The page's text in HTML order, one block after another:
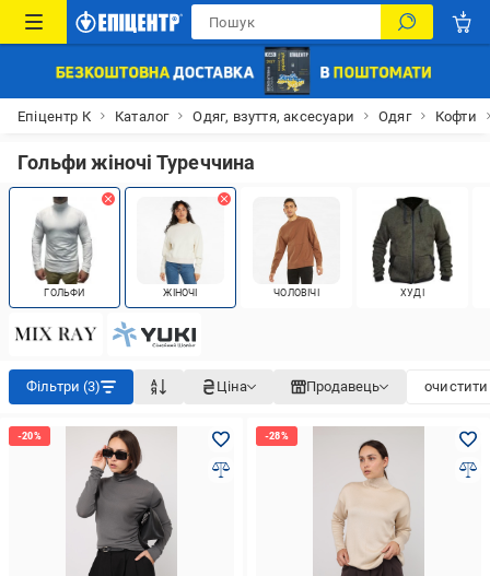
Епіцентр К Каталог Одяг, взуття, аксесуари Одяг Кофти
Гольфи жіночі Туреччина
ГОЛЬФИ ЖІНОЧІ ЧОЛОВІЧІ ХУДІ
Фільтри (3) Ціна Продавець очистити